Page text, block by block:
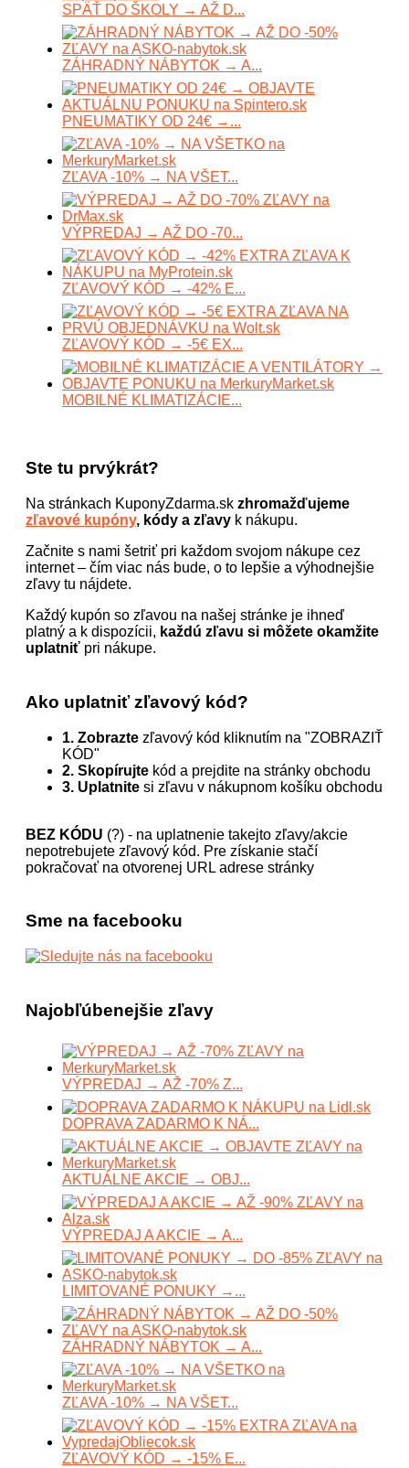
SPÄŤ DO ŠKOLY → AŽ D...
ZÁHRADNÝ NÁBYTOK → A...
PNEUMATIKY OD 24€ →...
ZĽAVA -10% → NA VŠET...
VÝPREDAJ → AŽ DO -70...
ZĽAVOVÝ KÓD → -42% E...
ZĽAVOVÝ KÓD → -5€ EX...
MOBILNÉ KLIMATIZÁCIE...
Ste tu prvýkrát?
Na stránkach KuponyZdarma.sk zhromažďujeme
zľavové kupóny, kódy a zľavy k nákupu.
Začnite s nami šetriť pri každom svojom nákupe cez
internet – čím viac nás bude, o to lepšie a výhodnejšie
zľavy tu nájdete.
Každý kupón so zľavou na našej stránke je ihneď
platný a k dispozícii, každú zľavu si môžete okamžite
uplatniť pri nákupe.
Ako uplatniť zľavový kód?
1. Zobrazte zľavový kód kliknutím na "ZOBRAZIŤ
KÓD"
2. Skopírujte kód a prejdite na stránky obchodu
3. Uplatnite si zľavu v nákupnom košíku obchodu
BEZ KÓDU (?) - na uplatnenie takejto zľavy/akcie
nepotrebujete zľavový kód. Pre získanie stačí
pokračovať na otvorenej URL adrese stránky
Sme na facebooku
Najobľúbenejšie zľavy
VÝPREDAJ → AŽ -70% Z...
DOPRAVA ZADARMO K NÁ...
AKTUÁLNE AKCIE → OBJ...
VÝPREDAJ A AKCIE → A...
LIMITOVANÉ PONUKY →...
ZÁHRADNÝ NÁBYTOK → A...
ZĽAVA -10% → NA VŠET...
ZĽAVOVÝ KÓD → -15% E...